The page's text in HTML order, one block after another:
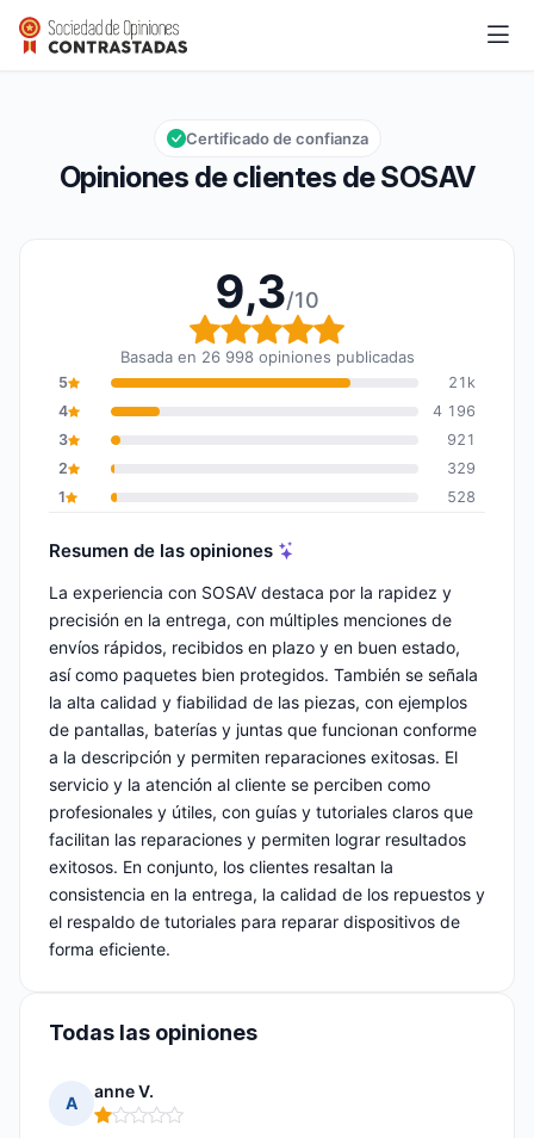
SOSAV
Calificación global: 9,3 de 10
9,3/10
Opiniones de clientes de SOSAV
Certificado de confianza
9,3/10
Calificación global: 9,3
Basada en 26 998 opiniones publicadas
5
21k
4
4 196
3
921
2
329
1
528
Resumen de las opiniones
La experiencia con SOSAV destaca por la rapidez y
precisión en la entrega, con múltiples menciones de
envíos rápidos, recibidos en plazo y en buen estado,
así como paquetes bien protegidos. También se señala
la alta calidad y fiabilidad de las piezas, con ejemplos
de pantallas, baterías y juntas que funcionan conforme
a la descripción y permiten reparaciones exitosas. El
servicio y la atención al cliente se perciben como
profesionales y útiles, con guías y tutoriales claros que
facilitan las reparaciones y permiten lograr resultados
exitosos. En conjunto, los clientes resaltan la
consistencia en la entrega, la calidad de los repuestos y
el respaldo de tutoriales para reparar dispositivos de
forma eficiente.
Todas las opiniones
A
anne V.
Nota: 1 de 5